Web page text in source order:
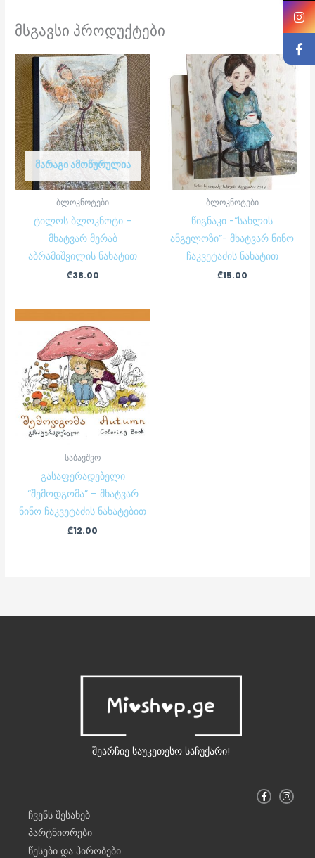
მსგავსი პროდუქტები
ᲛᲐᲠᲐᲒᲘ ᲐᲛᲝᲬᲣᲠᲣᲚᲘᲐ
ბლოკნოტები
ტილოს ბლოკნოტი –
მხატვარ მერაბ
აბრამიშვილის ნახატით
₾38.00
ბლოკნოტები
წიგნაკი -“სახლის
ანგელოზი”- მხატვარ ნინო
ჩაკვეტაძის ნახატით
₾15.00
საბავშვო
გასაფერადებელი
“შემოდგომა” – მხატვარ
ნინო ჩაკვეტაძის ნახატებით
₾12.00
შეარჩიე საუკეთესო საჩუქარი!
F
a
I
n
ჩვენს შესახებ
პარტნიორები
წესები და პირობები